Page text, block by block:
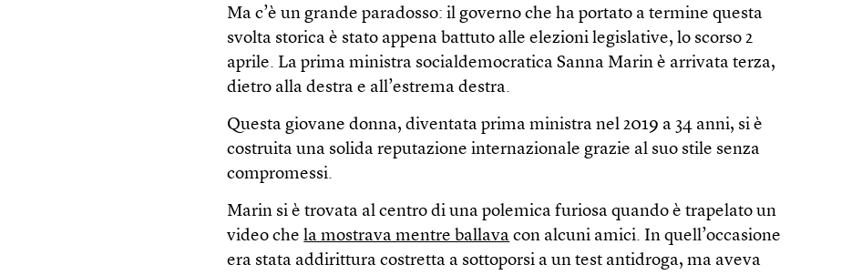
Ma c’è un grande paradosso: il governo che ha portato a termine questa
svolta storica è stato appena battuto alle elezioni legislative, lo scorso 2
aprile. La prima ministra socialdemocratica Sanna Marin è arrivata terza,
dietro alla destra e all’estrema destra.
Questa giovane donna, diventata prima ministra nel 2019 a 34 anni, si è
costruita una solida reputazione internazionale grazie al suo stile senza
compromessi.
Marin si è trovata al centro di una polemica furiosa quando è trapelato un
video chela mostrava mentre ballava con alcuni amici. In quell’occasione
era stata addirittura costretta a sottoporsi a un test antidroga, ma aveva